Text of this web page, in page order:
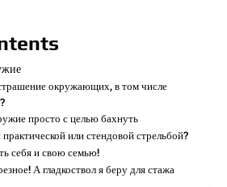
окружающих, в том числе
просто с целью бахнуть
или стендовой стрельбой?
себя и свою семью!
А гладкоствол я беру для стажа